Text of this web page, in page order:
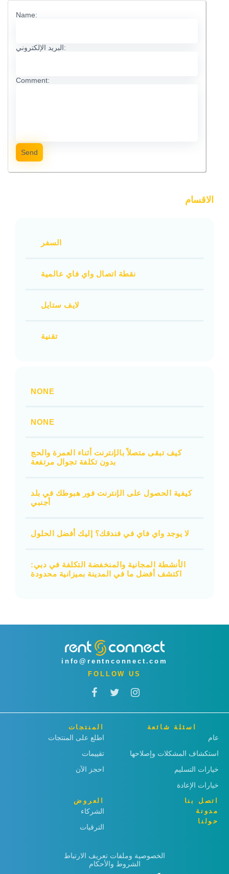
Name:
البريد الإلكتروني:
Comment:
Send
الاقسام
السفر
نقطة اتصال واي فاي عالمية
لايف ستايل
تقنية
NONE
NONE
كيف تبقى متصلاً بالإنترنت أثناء العمرة والحج
بدون تكلفة تجوال مرتفعة
كيفية الحصول على الإنترنت فور هبوطك في بلد
أجنبي
لا يوجد واي فاي في فندقك؟ إليك أفضل الحلول
الأنشطة المجانية والمنخفضة التكلفة في دبي:
اكتشف أفضل ما في المدينة بميزانية محدودة
info@rentnconnect.com
FOLLOW US
المنتجات
اطلع على المنتجات
تقييمات
احجز الآن
اسئلة شائعة
عام
استكشاف المشكلات وإصلاحها
خيارات التسليم
خيارات الإعادة
العروض
الشركاء
الترقيات
اتصل بنا
مدونة
حولنا
الخصوصية وملفات تعريف الارتباط
الشروط والأحكام